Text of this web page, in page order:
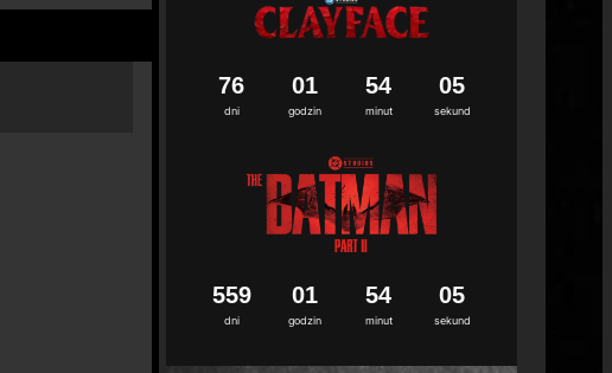
dni
76
godzin
01
minut
54
sekund
04
dni
559
godzin
01
minut
54
sekund
04